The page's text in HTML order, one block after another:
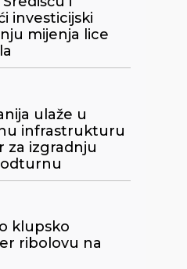
investicijski
mijenja lice
ulaže u
infrastrukturu
za izgradnju
klupsko
ribolovu na